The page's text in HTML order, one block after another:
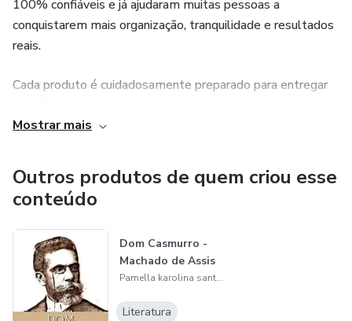
100% confiáveis e já ajudaram muitas pessoas a
conquistarem mais organização, tranquilidade e resultados
reais.
Cada produto é cuidadosamente preparado para entregar
aprovado por quem já viu sua vida mudar com essas
Estou sempre à disposição para oferecer suporte, tirar
dúvidas e acompanhar sua jornada rumo a uma vida mais
equilibrada e próspera!
Mostrar mais
Outros produtos de quem criou esse
conteúdo
Dom Casmurro -
Machado de Assis
Pamella karolina santana da silva consoli
Literatura